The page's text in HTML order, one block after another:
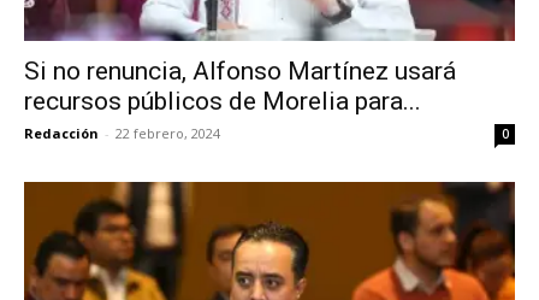
Si no renuncia, Alfonso Martínez usará
recursos públicos de Morelia para...
Redacción - 22 febrero, 2024 0